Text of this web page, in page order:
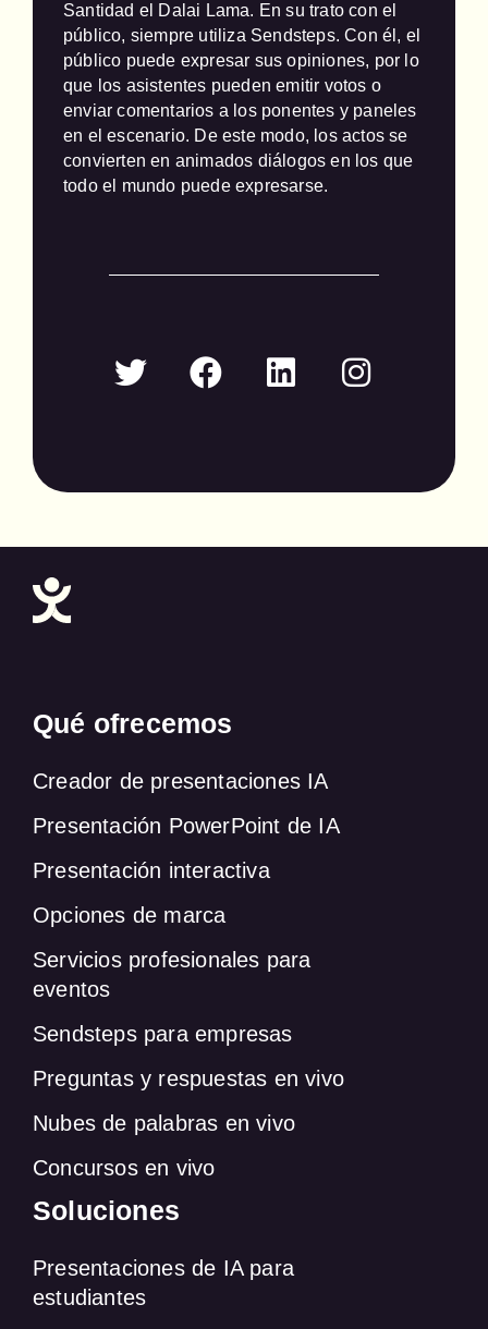
Santidad el Dalai Lama. En su trato con el
público, siempre utiliza Sendsteps. Con él, el
público puede expresar sus opiniones, por lo
que los asistentes pueden emitir votos o
enviar comentarios a los ponentes y paneles
en el escenario. De este modo, los actos se
convierten en animados diálogos en los que
todo el mundo puede expresarse.
Qué ofrecemos
Creador de presentaciones IA
Presentación PowerPoint de IA
Presentación interactiva
Opciones de marca
Servicios profesionales para
eventos
Sendsteps para empresas
Preguntas y respuestas en vivo
Nubes de palabras en vivo
Concursos en vivo
Soluciones
Presentaciones de IA para
estudiantes